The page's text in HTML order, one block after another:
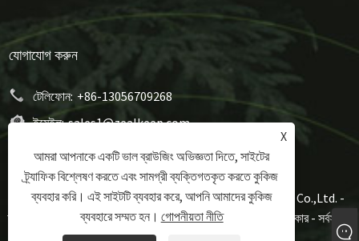
যোগাযোগ করুন
টেলিফোন: +86-13056709268
ইমেইল: sales1@zealkeep.com
ঠিকানা:
গুটাং স্ট্রিট, সিক্সি সিটি, নিংবো সিটি, ঝেজিয়াং প্রদেশ, চীন
কপিরাইট © 2023 Ningbo Zealkeep Electrical Appliance Co.,Ltd. -
অ্যালুমিনিয়াম কুকওয়্যার, স্যান্ডউইচ মেকার, ওয়াফেল প্লেট স্যান্ডউইচ মেকার - সর্বস্বত্ব
X
আমরা আপনাকে একটি ভাল ব্রাউজিং অভিজ্ঞতা দিতে, সাইটের
ট্র্যাফিক বিশ্লেষণ করতে এবং সামগ্রী ব্যক্তিগতকৃত করতে কুকিজ
ব্যবহার করি। এই সাইটটি ব্যবহার করে, আপনি আমাদের কুকিজ
ব্যবহারে সম্মত হন। গোপনীয়তা নীতি